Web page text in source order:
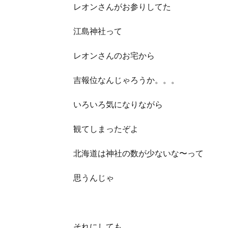
レオンさんがお参りしてた
江島神社って
レオンさんのお宅から
吉報位なんじゃろうか。。。
いろいろ気になりながら
観てしまったぞよ
北海道は神社の数が少ないな〜って
思うんじゃ